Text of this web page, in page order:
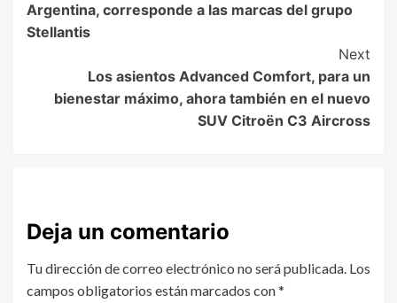
Argentina, corresponde a las marcas del grupo
Stellantis
Next
Los asientos Advanced Comfort, para un
bienestar máximo, ahora también en el nuevo
SUV Citroën C3 Aircross
Deja un comentario
Tu dirección de correo electrónico no será publicada. Los
campos obligatorios están marcados con*